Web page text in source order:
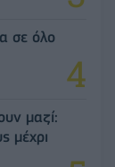
σε όλο
μαζί:
μέχρι